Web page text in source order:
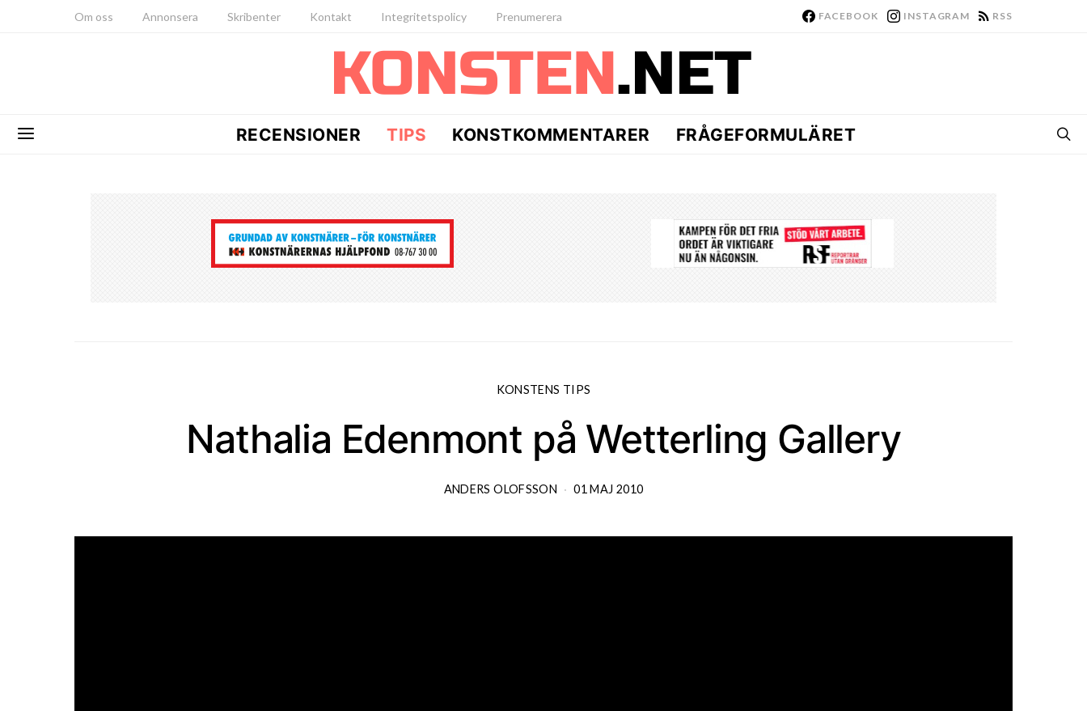
Om oss Annonsera Skribenter Kontakt Integritetspolicy Prenumerera FACEBOOK INSTAGRAM RSS
RECENSIONER TIPS KONSTKOMMENTARER FRÅGEFORMULÄRET
KONSTENS TIPS
Nathalia Edenmont på Wetterling Gallery
ANDERS OLOFSSON 01 MAJ 2010